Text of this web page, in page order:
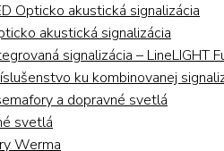
Opticko akustická signalizácia
akustická signalizácia
signalizácia – LineLIGHT
ku kombinovanej
a dopravné svetlá
svetlá
Werma